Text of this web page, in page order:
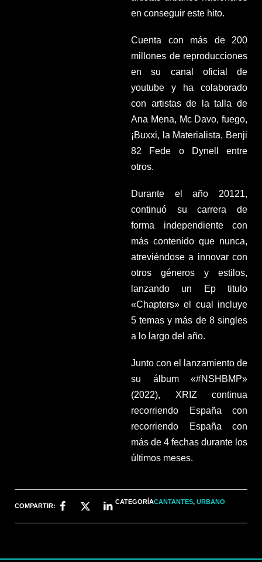
en conseguir este hito.
Cuenta con más de 200
millones de reproducciones
en su canal oficial de
youtube y ha colaborado
con artistas de la talla de
Ana Mena, Mc Davo, fuego,
¡Buxxi, la Materialista, Benji
82 Fede o Dynell entre
otros.
Durante el año 20121,
continuó su carrera de
forma independiente con
más contenido que nunca,
atreviéndose a innovar con
otros géneros y estilos,
lanzando un Ep titulo
«Chapters» el cual incluye
5 temas y más de 8 singles
a lo largo del año.
Junto con el lanzamiento de
su álbum «#NSHBMP»
(2022), XRIZ continua
recorriendo España con
recorriendo España con
más de 4 fechas durante los
últimos meses.
COMPARTIR:
CATEGORÍACANTANTES,URBANO